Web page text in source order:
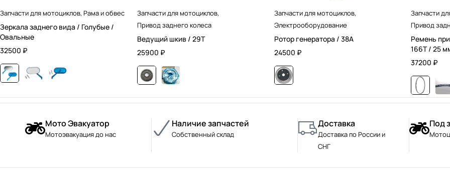
Запчасти для мотоциклов, Рама и обвес
Зеркала заднего вида / Голубые /
Овальные
32500 ₽
Запчасти для мотоциклов,
Привод заднего колеса
Ведущий шкив / 29T
25900 ₽
Запчасти для мотоциклов,
Электрооборудование
Ротор генератора / 38А
24500 ₽
Запчасти
Привод
Ремень
166T / 25
37200 ₽
Мото Эвакуатор
Мотоэвакуация до нас
Наличие запчастей
Собственный склад
Доставка
Доставка по России и
СНГ
Под